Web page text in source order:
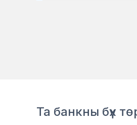
Та банкны бүх